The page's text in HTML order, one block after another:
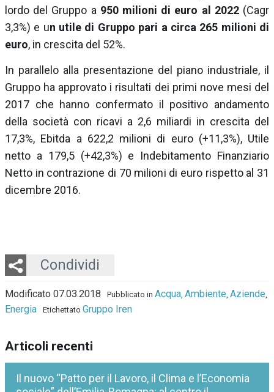
lordo del Gruppo a 950 milioni di euro al 2022 (Cagr
3,3%) e un utile di Gruppo pari a circa 265 milioni di
euro, in crescita del 52%.
In parallelo alla presentazione del piano industriale, il
Gruppo ha approvato i risultati dei primi nove mesi del
2017 che hanno confermato il positivo andamento
della società con ricavi a 2,6 miliardi in crescita del
17,3%, Ebitda a 622,2 milioni di euro (+11,3%), Utile
netto a 179,5 (+42,3%) e Indebitamento Finanziario
Netto in contrazione di 70 milioni di euro rispetto al 31
dicembre 2016.
Condividi
Twitter
LinkedIn
Email
Whatsapp
Modificato 07.03.2018 Pubblicato in Acqua, Ambiente, Aziende,
Energia Etichettato Gruppo Iren
Articoli recenti
Il nuovo “Patto per il Lavoro, il Clima e l’Economia